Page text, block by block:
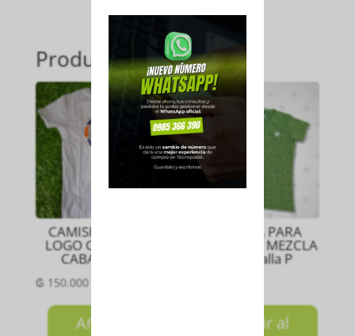
Productos relacionados
CAMISETA CIRCLE
LOGO GRIS CLARO
CABALLERO S
₲150.000
Añadir al
CAMISETA PARA
DAMA OPEN MEZCLA
VERDE Talla P
Añadir al